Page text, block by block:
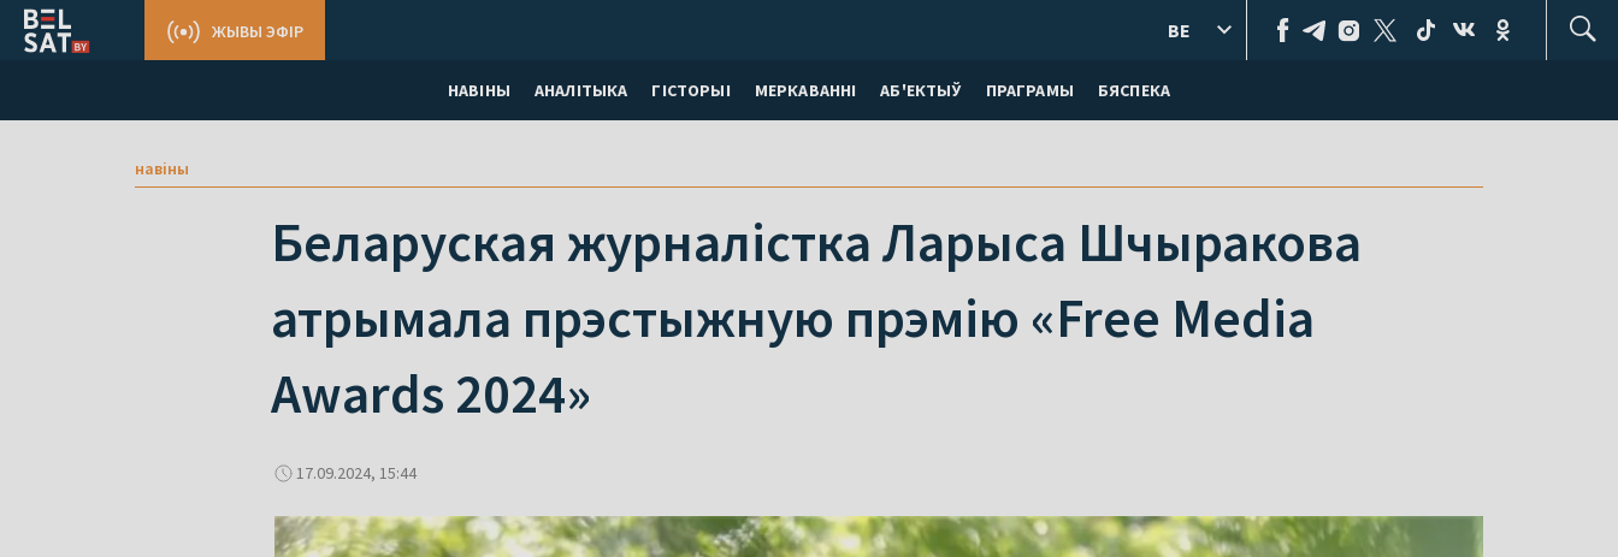
НАВІНЫ АНАЛІТЫКА ГІСТОРЫІ МЕРКАВАННI АБ'ЕКТЫЎ ПРАГРАМЫ БЯСПЕКА
ЖЫВЫ ЭФІР BE
навіны
Беларуская журналістка Ларыса Шчыракова
атрымала прэстыжную прэмію «Free Media
Awards 2024»
17.09.2024, 15:44